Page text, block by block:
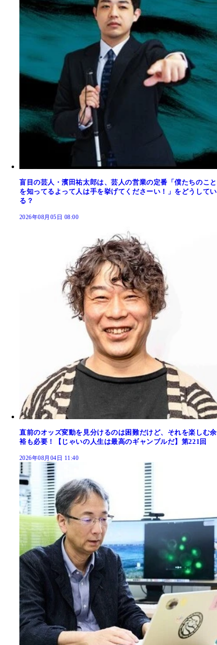
盲目の芸人・濱田祐太郎は、芸人の営業の定番「僕たちのこと
を知ってるよって人は手を挙げてくださーい！」をどうしてい
る？
2026年08月05日 08:00
直前のオッズ変動を見分けるのは困難だけど、それを楽しむ余
裕も必要！【じゃいの人生は最高のギャンブルだ】第221回
2026年08月04日 11:40